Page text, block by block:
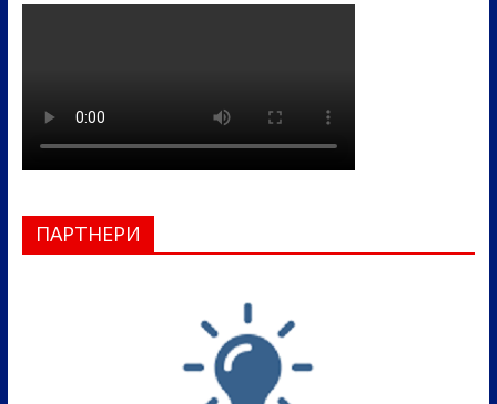
ПАРТНЕРИ